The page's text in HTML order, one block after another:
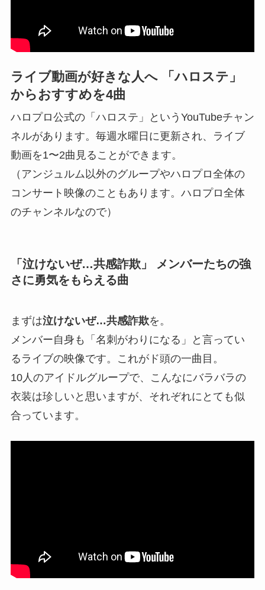
ライブ動画が好きな人へ 「ハロステ」
からおすすめを4曲
ハロプロ公式の「ハロステ」というYouTubeチャン
ネルがあります。毎週水曜日に更新され、ライブ
動画を1〜2曲見ることができます。
（アンジュルム以外のグループやハロプロ全体の
コンサート映像のこともあります。ハロプロ全体
のチャンネルなので）
「泣けないぜ…共感詐欺」 メンバーたちの強
さに勇気をもらえる曲
まずは泣けないぜ…共感詐欺を。
メンバー自身も「名刺がわりになる」と言ってい
るライブの映像です。これがド頭の一曲目。
10人のアイドルグループで、こんなにバラバラの
衣装は珍しいと思いますが、それぞれにとても似
合っています。